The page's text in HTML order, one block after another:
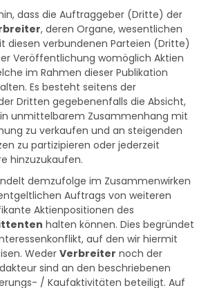
dass die Auftraggeber (Dritte) der
, deren Organe, wesentlichen
diesen verbundenen Parteien (Dritte)
Veröffentlichung womöglich Aktien
im Rahmen dieser Publikation
Es besteht seitens der
Dritten gegebenenfalls die Absicht,
unmittelbarem Zusammenhang mit
zu verkaufen und an steigenden
zu partizipieren oder jederzeit
demzufolge im Zusammenwirken
Auftrags von weiteren
Aktienpositionen des
halten können. Dies begründet
auf den wir hiermit
Weder Verbreiternoch der
sind an den beschriebenen